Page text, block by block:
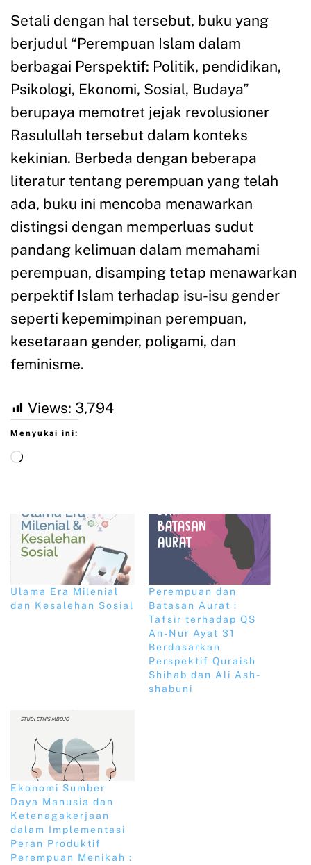
Setali dengan hal tersebut, buku yang
berjudul “Perempuan Islam dalam
berbagai Perspektif: Politik, pendidikan,
Psikologi, Ekonomi, Sosial, Budaya”
berupaya memotret jejak revolusioner
Rasulullah tersebut dalam konteks
kekinian. Berbeda dengan beberapa
literatur tentang perempuan yang telah
ada, buku ini mencoba menawarkan
distingsi dengan memperluas sudut
pandang kelimuan dalam memahami
perempuan, disamping tetap menawarkan
perpektif Islam terhadap isu-isu gender
seperti kepemimpinan perempuan,
kesetaraan gender, poligami, dan
feminisme.
Views: 3,794
Menyukai ini:
Ulama Era Milenial
dan Kesalehan Sosial
Perempuan dan
Batasan Aurat :
Tafsir terhadap QS
An-Nur Ayat 31
Berdasarkan
Perspektif Quraish
Shihab dan Ali Ash-
shabuni
Ekonomi Sumber
Daya Manusia dan
Ketenagakerjaan
dalam Implementasi
Peran Produktif
Perempuan Menikah :